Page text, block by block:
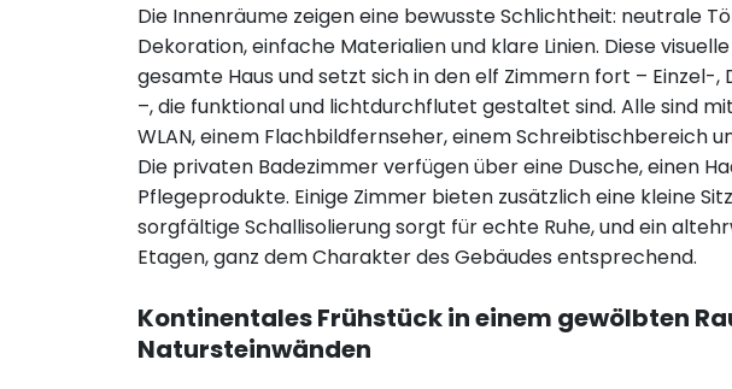
Die Innenräume zeigen eine bewusste Schlichtheit: neutrale
Dekoration, einfache Materialien und klare Linien. Diese
gesamte Haus und setzt sich in den elf Zimmern fort –
–, die funktional und lichtdurchflutet gestaltet sind. Alle sind
WLAN, einem Flachbildfernseher, einem Schreibtischbereich
Die privaten Badezimmer verfügen über eine Dusche, einen
Pflegeprodukte. Einige Zimmer bieten zusätzlich eine kleine
sorgfältige Schallisolierung sorgt für echte Ruhe, und ein
Etagen, ganz dem Charakter des Gebäudes entsprechend.
Kontinentales Frühstück in einem gewölbten
Natursteinwänden